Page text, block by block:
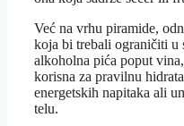
Već na vrhu piramide,
koja bi trebali ograničiti u
alkoholna pića poput
korisna za pravilnu
energetskih napitaka ali
telu.